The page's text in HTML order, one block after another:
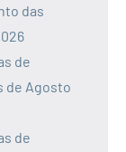
das
de
de Agosto
de